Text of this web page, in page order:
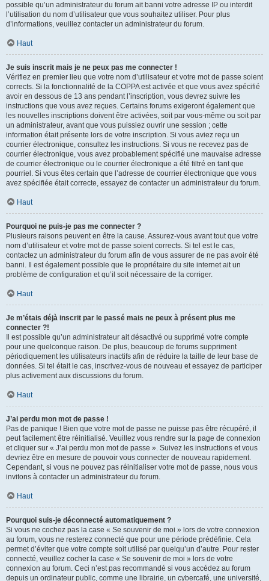
possible qu’un administrateur du forum ait banni votre adresse IP ou interdit
l’utilisation du nom d’utilisateur que vous souhaitez utiliser. Pour plus
d’informations, veuillez contacter un administrateur du forum.
Haut
Je suis inscrit mais je ne peux pas me connecter !
Vérifiez en premier lieu que votre nom d’utilisateur et votre mot de passe soient
corrects. Si la fonctionnalité de la COPPA est activée et que vous avez spécifié
avoir en dessous de 13 ans pendant l’inscription, vous devrez suivre les
instructions que vous avez reçues. Certains forums exigeront également que
les nouvelles inscriptions doivent être activées, soit par vous-même ou soit par
un administrateur, avant que vous puissiez ouvrir une session ; cette
information était présente lors de votre inscription. Si vous aviez reçu un
courrier électronique, consultez les instructions. Si vous ne recevez pas de
courrier électronique, vous avez probablement spécifié une mauvaise adresse
de courrier électronique ou le courrier électronique a été filtré en tant que
pourriel. Si vous êtes certain que l’adresse de courrier électronique que vous
avez spécifiée était correcte, essayez de contacter un administrateur du forum.
Haut
Pourquoi ne puis-je pas me connecter ?
Plusieurs raisons peuvent en être la cause. Assurez-vous avant tout que votre
nom d’utilisateur et votre mot de passe soient corrects. Si tel est le cas,
contactez un administrateur du forum afin de vous assurer de ne pas avoir été
banni. Il est également possible que le propriétaire du site internet ait un
problème de configuration et qu’il soit nécessaire de la corriger.
Haut
Je m’étais déjà inscrit par le passé mais ne peux à présent plus me
connecter ?!
Il est possible qu’un administrateur ait désactivé ou supprimé votre compte
pour une quelconque raison. De plus, beaucoup de forums suppriment
périodiquement les utilisateurs inactifs afin de réduire la taille de leur base de
données. Si tel était le cas, inscrivez-vous de nouveau et essayez de participer
plus activement aux discussions du forum.
Haut
J’ai perdu mon mot de passe !
Pas de panique ! Bien que votre mot de passe ne puisse pas être récupéré, il
peut facilement être réinitialisé. Veuillez vous rendre sur la page de connexion
et cliquer sur « J’ai perdu mon mot de passe ». Suivez les instructions et vous
devriez être en mesure de pouvoir vous connecter de nouveau rapidement.
Cependant, si vous ne pouvez pas réinitialiser votre mot de passe, nous vous
invitons à contacter un administrateur du forum.
Haut
Pourquoi suis-je déconnecté automatiquement ?
Si vous ne cochez pas la case « Se souvenir de moi » lors de votre connexion
au forum, vous ne resterez connecté que pour une période prédéfinie. Cela
permet d’éviter que votre compte soit utilisé par quelqu’un d’autre. Pour rester
connecté, veuillez cocher la case « Se souvenir de moi » lors de votre
connexion au forum. Ceci n’est pas recommandé si vous accédez au forum
depuis un ordinateur public, comme une librairie, un cybercafé, une université,